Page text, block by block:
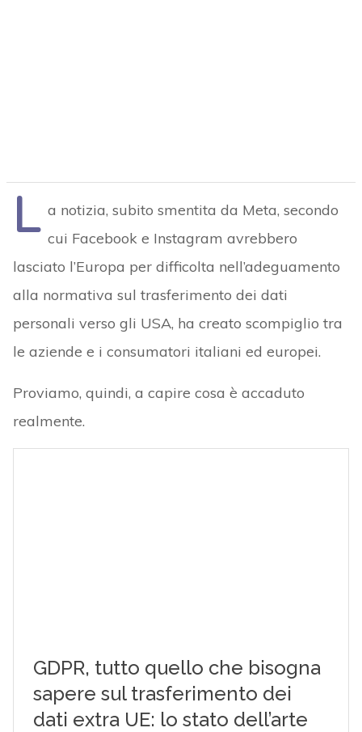
L a notizia, subito smentita da Meta, secondo
cui Facebook e Instagram avrebbero
lasciato l’Europa per difficolta nell’adeguamento
alla normativa sul trasferimento dei dati
personali verso gli USA, ha creato scompiglio tra
le aziende e i consumatori italiani ed europei.
Proviamo, quindi, a capire cosa è accaduto
realmente.